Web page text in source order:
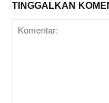
TINGGALKAN